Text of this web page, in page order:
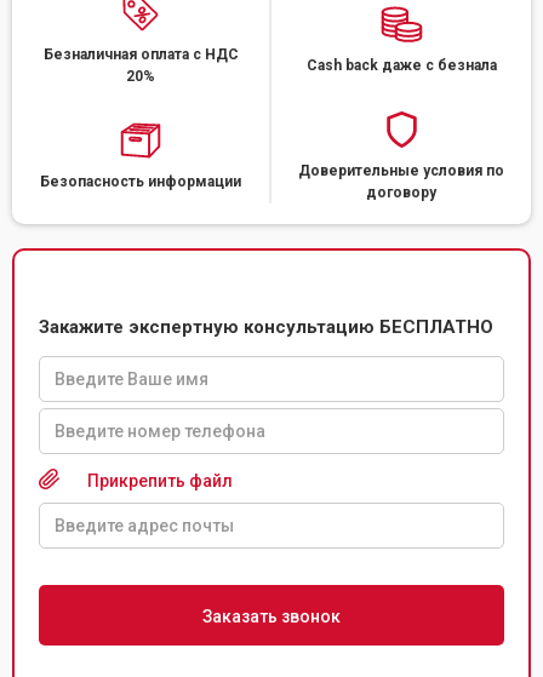
Безналичная оплата с НДС
20%
Cash back даже с безнала
Безопасность информации
Доверительные условия по
договору
Закажите экспертную консультацию БЕСПЛАТНО
Прикрепить файл